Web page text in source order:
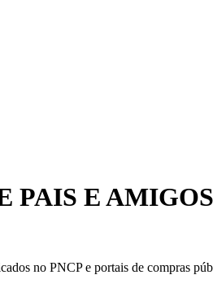
PAIS E
no PNCP e portais de compras